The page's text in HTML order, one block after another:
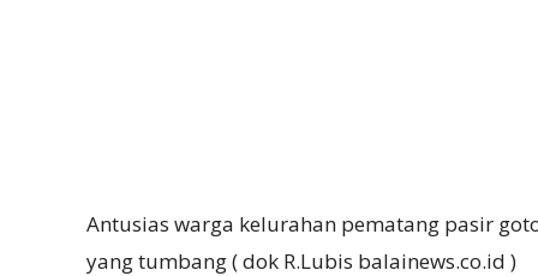
Antusias warga kelurahan pematang pasir
yang tumbang ( dok R.Lubis balainews.co.id )